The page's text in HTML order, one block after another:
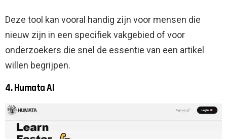
Deze tool kan vooral handig zijn voor mensen die
nieuw zijn in een specifiek vakgebied of voor
onderzoekers die snel de essentie van een artikel
willen begrijpen.
4. Humata AI